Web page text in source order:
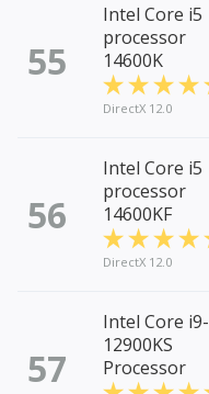
55
Intel Core i5
processor
14600K
DirectX 12.0
56
Intel Core i5
processor
14600KF
DirectX 12.0
57
Intel Core i9-
12900KS
Processor